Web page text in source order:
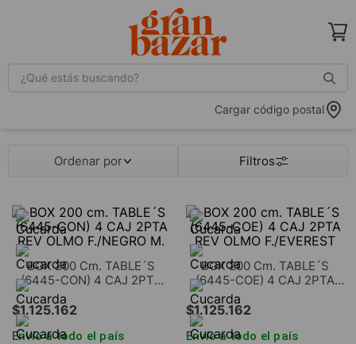
¿Qué estás buscando?
Cargar código postal
Ordenar por
BOX 200 Cm. TABLE´S
(6445-CON) 4 CAJ 2PTA
REV OLMO F./NEGRO M.
$1.125.162
Envío a todo el país
BOX 200 Cm. TABLE´S
(6445-COE) 4 CAJ 2PTA
REV OLMO F./EVEREST
$1.125.162
Envío a todo el país